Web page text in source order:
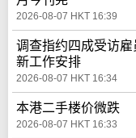
2026-08-07 HKT 16:39
调查指约四成受访
新工作安排
2026-08-07 HKT 16:34
本港二手楼价微跌
2026-08-07 HKT 16:33